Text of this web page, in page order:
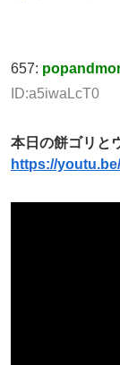
657:
ID:a5iwaLcT0
本日の餅ゴリと
https://